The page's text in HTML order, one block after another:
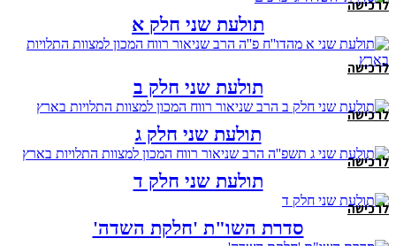
לרכישה
תולעת שני חלק א
לרכישה
תולעת שני חלק ב
לרכישה
תולעת שני חלק ג
לרכישה
תולעת שני חלק ד
לרכישה
סדרת השו"ת 'חלקת השדה'